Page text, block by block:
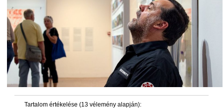
Tartalom értékelése (13 vélemény alapján):